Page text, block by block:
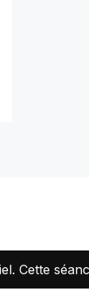
Cette